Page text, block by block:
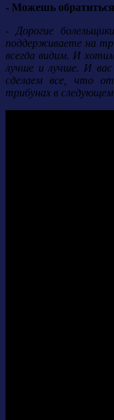
- Можешь
- Дорогие
поддерживаете на
всегда видим. И
лучше и лучше. И
сделаем все, что
трибунах в следующем